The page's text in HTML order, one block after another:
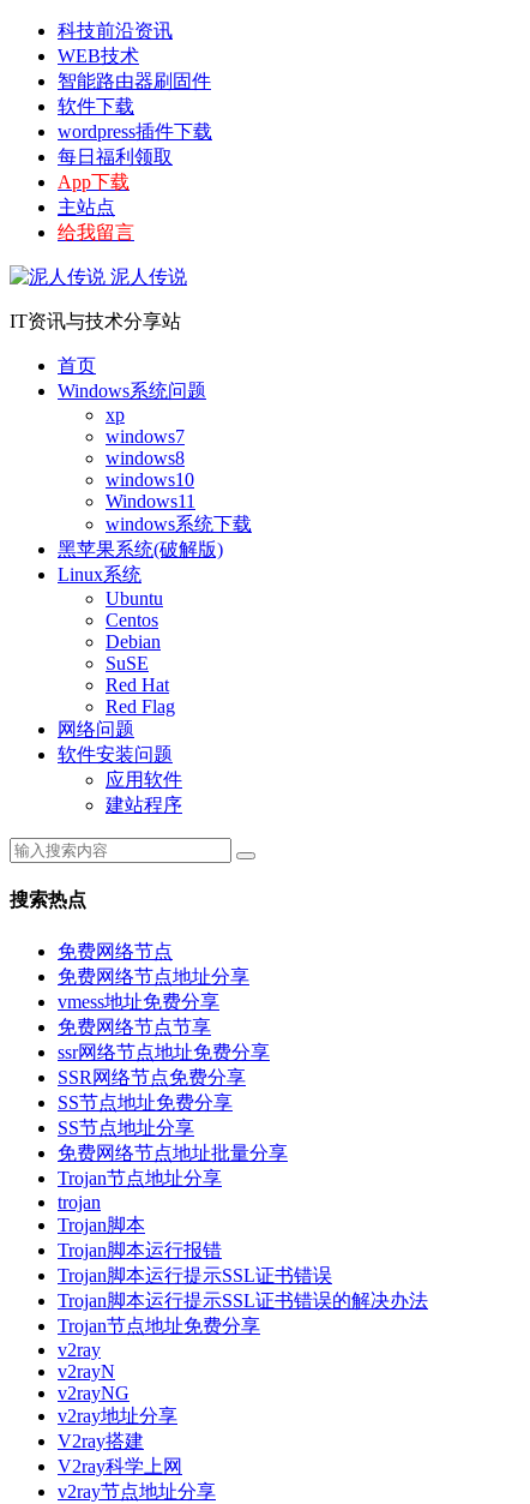
科技前沿资讯
WEB技术
智能路由器刷固件
软件下载
wordpress插件下载
每日福利领取
App下载
主站点
给我留言
泥人传说
IT资讯与技术分享站
首页
Windows系统问题
xp
windows7
windows8
windows10
Windows11
windows系统下载
黑苹果系统(破解版)
Linux系统
Ubuntu
Centos
Debian
SuSE
Red Hat
Red Flag
网络问题
软件安装问题
应用软件
建站程序
搜索热点
免费网络节点
免费网络节点地址分享
vmess地址免费分享
免费网络节点节享
ssr网络节点地址免费分享
SSR网络节点免费分享
SS节点地址免费分享
SS节点地址分享
免费网络节点地址批量分享
Trojan节点地址分享
trojan
Trojan脚本
Trojan脚本运行报错
Trojan脚本运行提示SSL证书错误
Trojan脚本运行提示SSL证书错误的解决办法
Trojan节点地址免费分享
v2ray
v2rayN
v2rayNG
v2ray地址分享
V2ray搭建
V2ray科学上网
v2ray节点地址分享